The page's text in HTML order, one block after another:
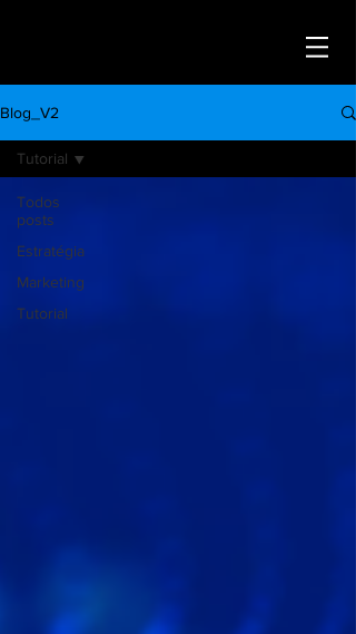
Blog_V2
Todos
posts
Estratégia
Marketing
Tutorial
Tutorial